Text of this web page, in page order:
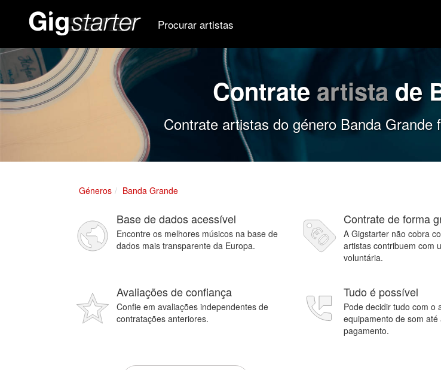
Procurar artistas
Contrate artista de
Contrate artistas do género Banda
Géneros Banda Grande
Base de dados acessível
Encontre os melhores músicos na base de
dados mais transparente da Europa.
Contrate de forma
A Gigstarter não cobra
artistas contribuem com
voluntária.
Avaliações de confiança
Confie em avaliações independentes de
contratações anteriores.
Tudo é possível
Pode decidir tudo com o
equipamento de som
pagamento.